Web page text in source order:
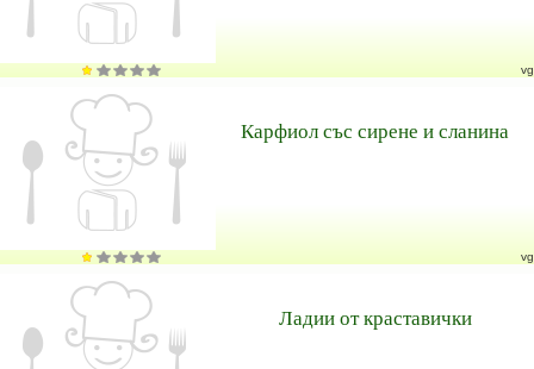
vg
Карфиол със сирене и сланина
vg
Ладии от краставички